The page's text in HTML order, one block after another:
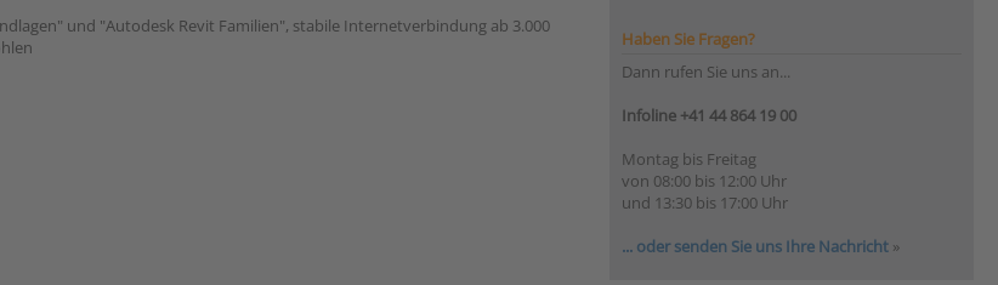
und "Autodesk Revit Familien", stabile Internetverbindung ab 3.000
Haben Sie Fragen?
Dann rufen Sie uns an...
Infoline +41 44 864 19 00
Montag bis Freitag
von 08:00 bis 12:00 Uhr
und 13:30 bis 17:00 Uhr
... oder senden Sie uns Ihre Nachricht »